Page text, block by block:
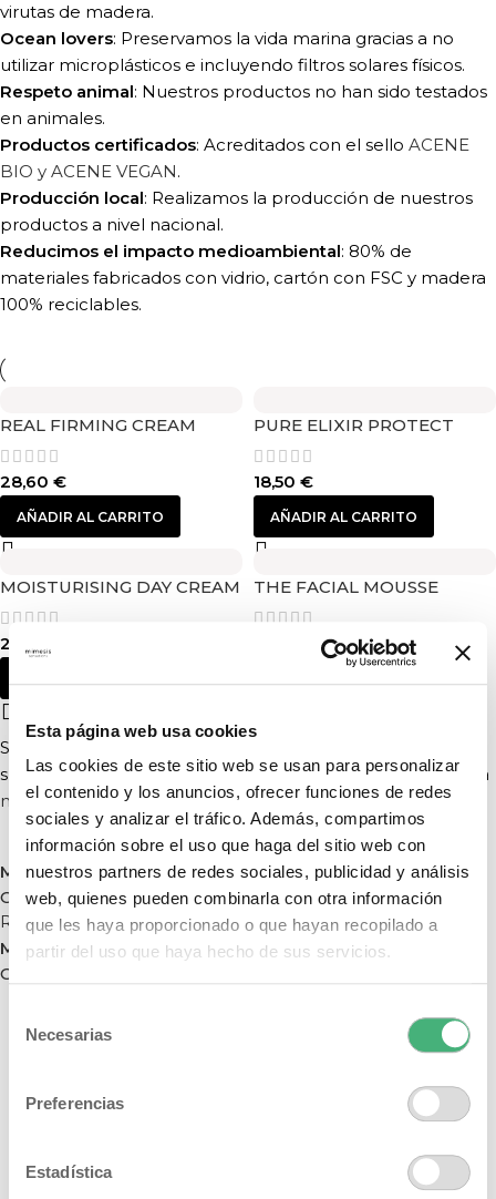
Esta página web usa cookies
Las cookies de este sitio web se usan para personalizar
el contenido y los anuncios, ofrecer funciones de redes
sociales y analizar el tráfico. Además, compartimos
información sobre el uso que haga del sitio web con
nuestros partners de redes sociales, publicidad y análisis
web, quienes pueden combinarla con otra información
que les haya proporcionado o que hayan recopilado a
partir del uso que haya hecho de sus servicios.
Necesarias
Preferencias
Estadística
virutas de madera.
Ocean lovers: Preservamos la vida marina gracias a no
utilizar microplásticos e incluyendo filtros solares físicos.
Respeto animal: Nuestros productos no han sido testados
en animales.
Productos certificados: Acreditados con el sello ACENE
BIO y ACENE VEGAN.
Producción local: Realizamos la producción de nuestros
productos a nivel nacional.
Reducimos el impacto medioambiental: 80% de
materiales fabricados con vidrio, cartón con FSC y madera
100% reciclables.
REAL FIRMING CREAM
28,60 €
AÑADIR AL CARRITO
PURE ELIXIR PROTECT
18,50 €
AÑADIR AL CARRITO
MOISTURISING DAY CREAM
23,45
THE FACIAL MOUSSE
Si quieres saber todas nuestras novedades y consejos,
síguenos enInstagramoFacebook¡y suscríbete a nuestra
newsletterpara descuentos especiales y novedades!
Mas reciente
Crema de noche nutritiva natural
Regresar a la lista
Mas antiguo
Crema de día natural y vegana
Landing